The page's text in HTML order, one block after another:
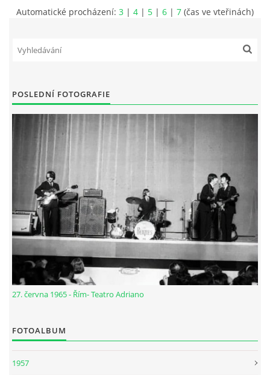
NÁSTROJE - HARRISON II
NÁSTROJE - RINGO STARR
NÁSTROJE - ZESILOVAČE/KOMBA
NÁSTROJE - PEDÁLY
OBLEČENÍ
PODPISY
Automatické procházení: 3 | 4 | 5 | 6 | 7 (čas ve vteřinách)
POSLEDNÍ FOTOGRAFIE
27. června 1965 - Řím- Teatro Adriano
FOTOALBUM
1957